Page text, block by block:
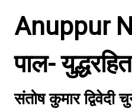
Anuppur
पाल-
संतोष कुमार